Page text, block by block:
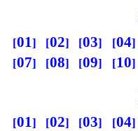
01 02 03 04
07
08 09 10
01 02 03 04